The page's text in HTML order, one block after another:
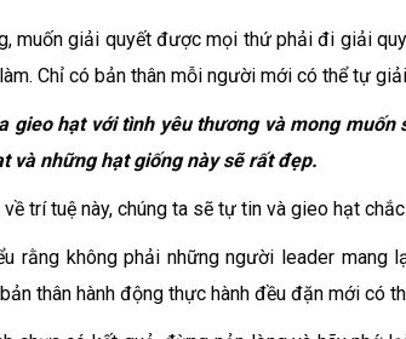
muốn giải quyết được mọi thứ phải đi giải
Chỉ có bản thân mỗi người mới có thể tự
gieo hạt với tình yêu thương và mong
và những hạt giống này sẽ rất đẹp.
về trí tuệ này, chúng ta sẽ tự tin và gieo hạt
rằng không phải những người leader mang
thân hành động thực hành đều đặn mới có